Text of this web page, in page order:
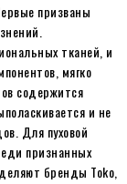
призваны
тканей, и
мягко
содержится
и не
Для пуховой
признанных
бренды Toko,